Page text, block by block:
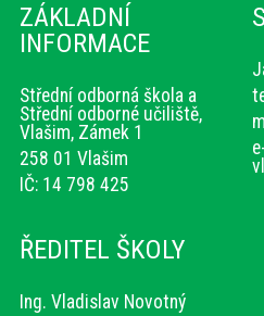
ZÁKLADNÍ
INFORMACE
Střední odborná škola a
Střední odborné učiliště,
Vlašim, Zámek 1
258 01 Vlašim
IČ: 14 798 425
ŘEDITEL ŠKOLY
Ing. Vladislav Novotný